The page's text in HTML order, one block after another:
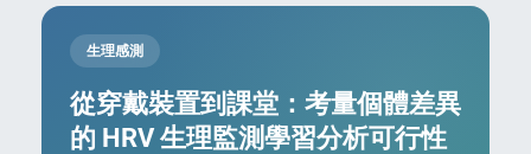
research findings, in addition to the course project website and
生理感測
從穿戴裝置到課堂：考量個體差異
的 HRV 生理監測學習分析可行性